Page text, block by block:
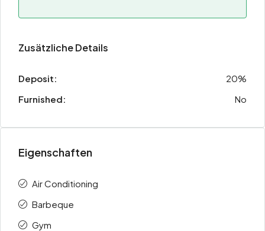
Zusätzliche Details
Deposit:
20%
Furnished:
No
Eigenschaften
Air Conditioning
Barbeque
Gym